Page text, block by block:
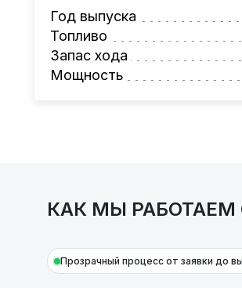
Также, для граждан РБ
Условия и подробности
AutoCapital
– просто
Год выпуска
Топливо
Запас хода
Мощность
КАК МЫ РАБОТАЕМ
Прозрачный процесс от заявки до